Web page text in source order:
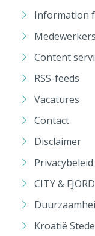
Information
Medewerkers
Content
RSS-feeds
Vacatures
Contact
Disclaimer
CITY &
Kroatië